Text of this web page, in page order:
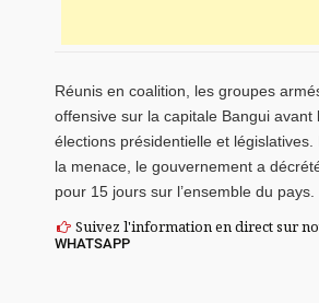
Réunis en coalition, les groupes
offensive sur la capitale Bangui avant
élections présidentielle et législatives.
la menace, le gouvernement a
pour 15 jours sur l’ensemble du pays.
Suivez l'information en direct sur
WHATSAPP